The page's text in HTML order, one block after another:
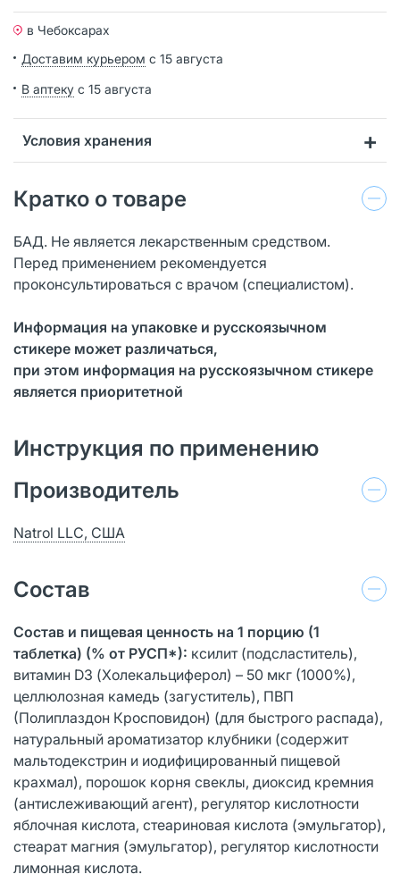
в Чебоксарах
Доставим курьером с 15 августа
В аптеку с 15 августа
Условия хранения
Кратко о товаре
БАД. Не является лекарственным средством.
Перед применением рекомендуется
проконсультироваться с врачом (специалистом).
Информация на упаковке и русскоязычном
стикере может различаться,
при этом информация на русскоязычном стикере
является приоритетной
Инструкция по применению
Производитель
Natrol LLC, США
Состав
Состав и пищевая ценность на 1 порцию (1
таблетка) (% от РУСП*): ксилит (подсластитель),
витамин D3 (Холекальциферол) – 50 мкг (1000%),
целлюлозная камедь (загуститель), ПВП
(Полиплаздон Кросповидон) (для быстрого распада),
натуральный ароматизатор клубники (содержит
мальтодекстрин и иодифицированный пищевой
крахмал), порошок корня свеклы, диоксид кремния
(антислеживающий агент), регулятор кислотности
яблочная кислота, стеариновая кислота (эмульгатор),
стеарат магния (эмульгатор), регулятор кислотности
лимонная кислота.